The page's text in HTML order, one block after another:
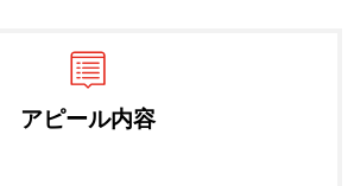
アピール内容